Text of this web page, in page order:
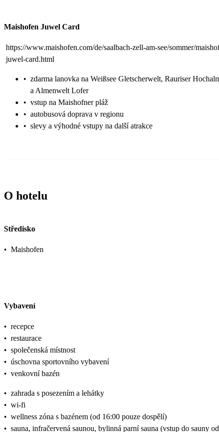
Maishofen Juwel Card
https://www.maishofen.com/de/saalbach-zell-am-see/sommer/
juwel-card.html
• zdarma lanovka na Weißsee Gletscherwelt, Rauriser
a Almenwelt Lofer
• vstup na Maishofner pláž
• autobusová doprava v regionu
• slevy a výhodné vstupy na další atrakce
O hotelu
Středisko
• Maishofen
Vybavení
• recepce
• restaurace
• společenská místnost
• úschovna sportovního vybavení
• venkovní bazén
• zahrada s posezením a lehátky
• wi-fi
• wellness zóna s bazénem (od 16:00 pouze dospělí)
• sauna, infračervená saunou, bylinná parní sauna (vstup do sauny